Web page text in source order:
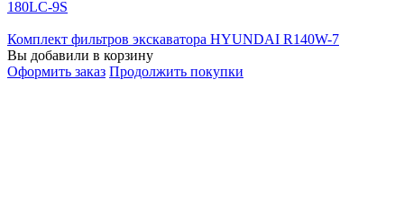
180LC-9S
Комплект фильтров экскаватора HYUNDAI R140W-7
Вы добавили в корзину
Оформить заказ Продолжить покупки